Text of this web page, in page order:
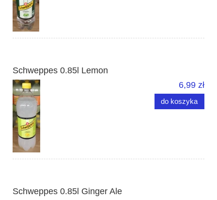
Schweppes 0.85l Lemon
6,99 zł
do koszyka
Schweppes 0.85l Ginger Ale